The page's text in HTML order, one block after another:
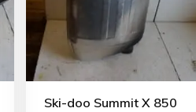
Ski-doo Summit X 850